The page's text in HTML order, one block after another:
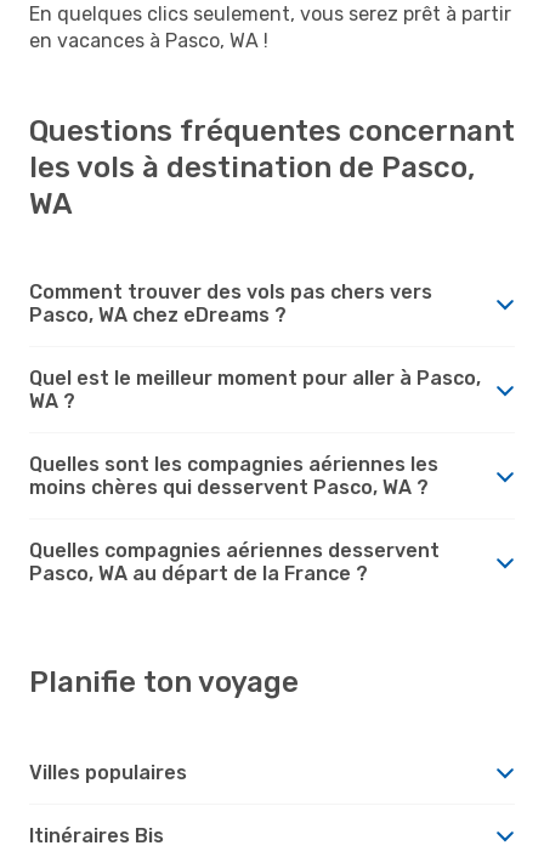
En quelques clics seulement, vous serez prêt à partir
en vacances à Pasco, WA !
Questions fréquentes concernant
les vols à destination de Pasco,
WA
Comment trouver des vols pas chers vers
Pasco, WA chez eDreams ?
Quel est le meilleur moment pour aller à Pasco,
WA ?
Quelles sont les compagnies aériennes les
moins chères qui desservent Pasco, WA ?
Quelles compagnies aériennes desservent
Pasco, WA au départ de la France ?
Planifie ton voyage
Villes populaires
Itinéraires Bis